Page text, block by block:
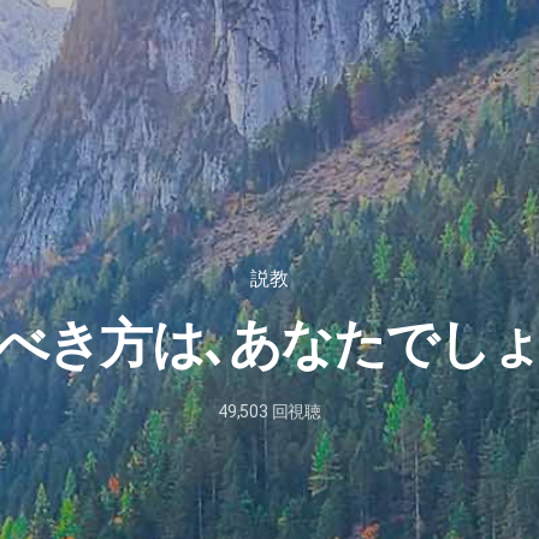
説教
き方は､あなたでし
2024
9
4
49,503 回視聴